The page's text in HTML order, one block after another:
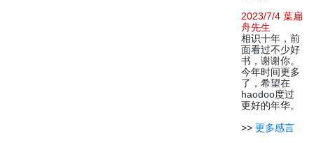
2023/7/4 葉扁
舟先生
相识十年，前
面看过不少好
书，谢谢你。
今年时间更多
了，希望在
haodoo度过
更好的年华。
>> 更多感言